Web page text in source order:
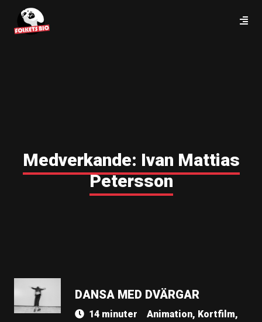
Medverkande: Ivan Mattias
Petersson
DANSA MED DVÄRGAR
14 minuter
Animation, Kortfilm,